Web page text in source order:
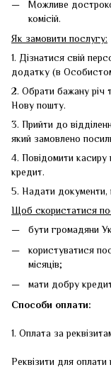
Можливе
комісій.
Як замовити послугу:
1. Дізнатися свій
додатку (в
2. Обрати бажану річ
Нову пошту.
3. Прийти до
який замовлено
4. Повідомити
кредит.
5. Надати документи,
Щоб скористатися
бути громадяни
користуватися
місяців;
мати добру
Способи оплати:
1. Оплата за
Реквізити для оплати